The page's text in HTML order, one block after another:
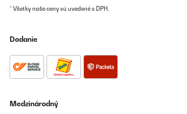
* Všetky naše ceny sú uvedené s DPH.
Dodanie
Medzinárodný